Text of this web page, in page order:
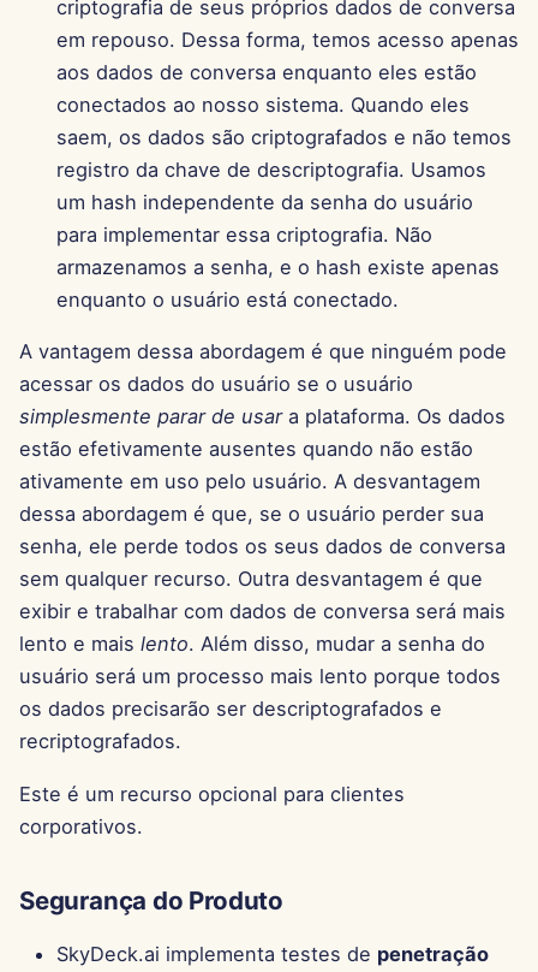
11 de Julho de 2025
4 de Julho de 2025
27 de Junho de 2025
20 de Junho de 2025
13 de Junho de 2025
6 de Junho de 2025
23 de Maio de 2025
16 de Maio de 2025
9 de Maio de 2025
2 de Maio de 2025
25 de Abril de 2025
18 de Abril de 2025
11 de Abril de 2025
criptografia de seus próprios dados de conversa
em repouso. Dessa forma, temos acesso apenas
aos dados de conversa enquanto eles estão
conectados ao nosso sistema. Quando eles
saem, os dados são criptografados e não temos
registro da chave de descriptografia. Usamos
um hash independente da senha do usuário
para implementar essa criptografia. Não
armazenamos a senha, e o hash existe apenas
enquanto o usuário está conectado.
A vantagem dessa abordagem é que ninguém pode
acessar os dados do usuário se o usuário
simplesmente parar de usara plataforma. Os dados
estão efetivamente ausentes quando não estão
ativamente em uso pelo usuário. A desvantagem
dessa abordagem é que, se o usuário perder sua
senha, ele perde todos os seus dados de conversa
sem qualquer recurso. Outra desvantagem é que
exibir e trabalhar com dados de conversa será mais
lento e mais lento. Além disso, mudar a senha do
usuário será um processo mais lento porque todos
os dados precisarão ser descriptografados e
recriptografados.
Este é um recurso opcional para clientes
corporativos.
Segurança do Produto
SkyDeck.ai implementa testes de penetração